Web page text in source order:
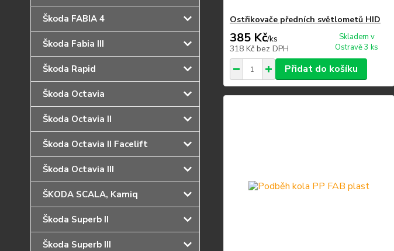
Škoda FABIA 4
Škoda Fabia III
Škoda Rapid
Škoda Octavia
Škoda Octavia II
Škoda Octavia II Facelift
Škoda Octavia III
ŠKODA SCALA, Kamiq
Škoda Superb II
Škoda Superb III
Ostřikovače předních světlometů HID
385 Kč/ks
318 Kč bez DPH
Skladem v
Ostravě 3 ks
Přidat do košíku